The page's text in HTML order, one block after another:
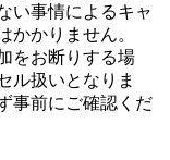
い事情によるキャ
かかりません。
をお断りする場
ル扱いとなりま
事前にご確認くだ